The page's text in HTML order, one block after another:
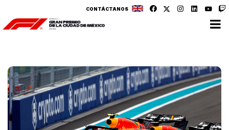
CONTÁCTANOS